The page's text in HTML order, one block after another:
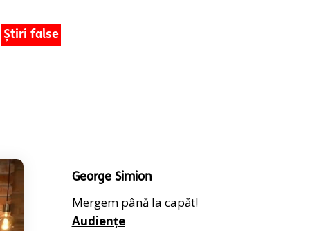
Știri false
George Simion
Mergem până la capăt!
Audiențe